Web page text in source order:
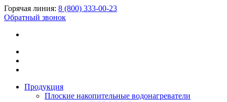
Горячая линия: 8 (800) 333-00-23
Обратный звонок
Продукция
Плоские накопительные водонагреватели